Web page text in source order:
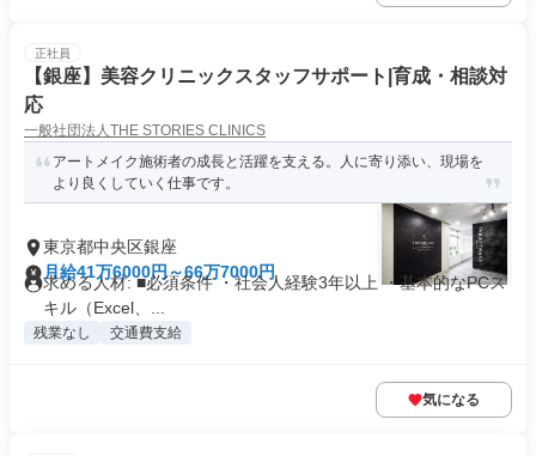
正社員
【銀座】美容クリニックスタッフサポート|育成・相談対
応
一般社団法人THE STORIES CLINICS
アートメイク施術者の成長と活躍を支える。人に寄り添い、現場を
より良くしていく仕事です。
東京都中央区銀座
月給41万6000円～66万7000円
求める人材: ■必須条件 ・社会人経験3年以上 ・基本的なPCス
キル（Excel、...
残業なし 交通費支給
気になる